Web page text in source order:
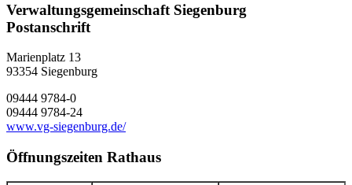
Verwaltungsgemeinschaft Siegenburg
Postanschrift
Marienplatz 13
93354 Siegenburg
09444 9784-0
09444 9784-24
www.vg-siegenburg.de/
Öffnungszeiten Rathaus